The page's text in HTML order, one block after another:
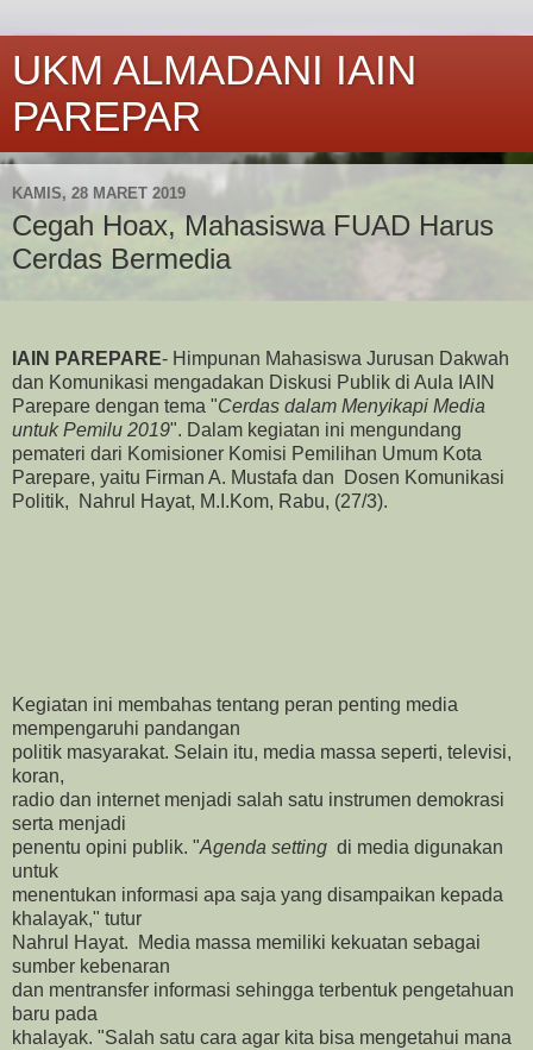
UKM ALMADANI IAIN
PAREPAR
KAMIS, 28 MARET 2019
Cegah Hoax, Mahasiswa FUAD Harus
Cerdas Bermedia
IAIN PAREPARE- Himpunan Mahasiswa Jurusan Dakwah
dan Komunikasi mengadakan Diskusi Publik di Aula IAIN
Parepare dengan tema "Cerdas dalam Menyikapi Media
untuk Pemilu 2019". Dalam kegiatan ini mengundang
pemateri dari Komisioner Komisi Pemilihan Umum Kota
Parepare, yaitu Firman A. Mustafa dan Dosen Komunikasi
Politik, Nahrul Hayat, M.I.Kom, Rabu, (27/3).
Kegiatan ini membahas tentang peran penting media
mempengaruhi pandangan
politik masyarakat. Selain itu, media massa seperti, televisi,
koran,
radio dan internet menjadi salah satu instrumen demokrasi
serta menjadi
penentu opini publik. "Agenda setting di media digunakan
untuk
menentukan informasi apa saja yang disampaikan kepada
khalayak," tutur
Nahrul Hayat. Media massa memiliki kekuatan sebagai
sumber kebenaran
dan mentransfer informasi sehingga terbentuk pengetahuan
baru pada
khalayak. "Salah satu cara agar kita bisa mengetahui mana